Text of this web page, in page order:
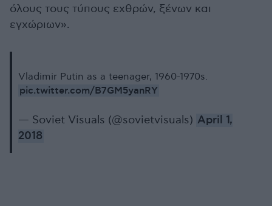
όλους τους τύπους εχθρών, ξένων και
εγχώριων».
Vladimir Putin as a teenager, 1960-1970s.
pic.twitter.com/B7GM5yanRY
— Soviet Visuals (@sovietvisuals) April 1,
2018